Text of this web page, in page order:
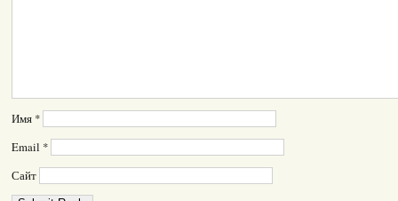
Имя *
Email *
Сайт